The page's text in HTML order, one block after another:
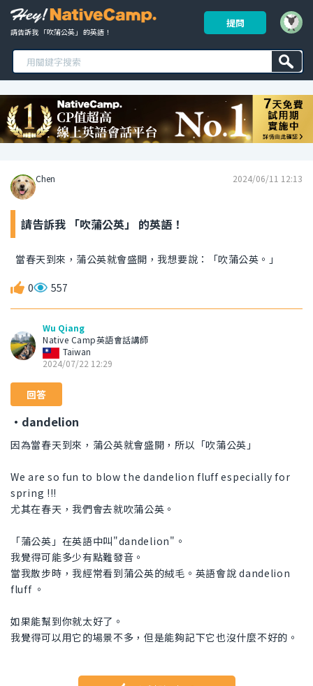
請告訴我 「吹蒲公英」 的英語！
提問
Chen 2024/06/11 12:13
請告訴我 「吹蒲公英」 的英語！
當春天到來，蒲公英就會盛開，我想要說：「吹蒲公英。」
0 557
Wu Qiang
Native Camp英語會話講師
Taiwan
2024/07/22 12:29
回答
・dandelion
因為當春天到來，蒲公英就會盛開，所以「吹蒲公英」
We are so fun to blow the dandelion fluff especially for
spring !!!
尤其在春天，我們會去就吹蒲公英。
「蒲公英」在英語中叫"dandelion"。
我覺得可能多少有點難發音。
當我散步時，我經常看到蒲公英的絨毛。英語會說 dandelion
fluff 。
如果能幫到你就太好了。
我覺得可以用它的場景不多，但是能夠記下它也沒什麼不好的。